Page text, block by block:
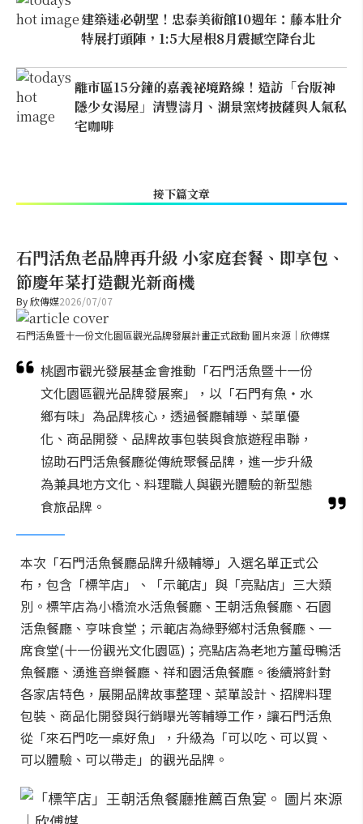
建築迷必朝聖！忠泰美術館10週年：藤本壯介
特展打頭陣，1:5大屋根8月震撼空降台北
離市區15分鐘的嘉義祕境路線！造訪「台版神
隱少女湯屋」清豐濤月、湖景窯烤披薩與人氣私
宅咖啡
接下篇文章
石門活魚老品牌再升級 小家庭套餐、即享包、
節慶年菜打造觀光新商機
By欣傳媒2026/07/07
石門活魚暨十一份文化園區觀光品牌發展計畫正式啟動 圖片來源｜欣傅媒
桃園市觀光發展基金會推動「石門活魚暨十一份
文化園區觀光品牌發展案」，以「石門有魚・水
鄉有味」為品牌核心，透過餐廳輔導、菜單優
化、商品開發、品牌故事包裝與食旅遊程串聯，
協助石門活魚餐廳從傳統聚餐品牌，進一步升級
為兼具地方文化、料理職人與觀光體驗的新型態
食旅品牌。
本次「石門活魚餐廳品牌升級輔導」入選名單正式公
布，包含「標竿店」、「示範店」與「亮點店」三大類
別。標竿店為小橋流水活魚餐廳、王朝活魚餐廳、石園
活魚餐廳、亨味食堂；示範店為綠野鄉村活魚餐廳、一
席食堂(十一份觀光文化園區)；亮點店為老地方薑母鴨活
魚餐廳、湧進音樂餐廳、祥和園活魚餐廳。後續將針對
各家店特色，展開品牌故事整理、菜單設計、招牌料理
包裝、商品化開發與行銷曝光等輔導工作，讓石門活魚
從「來石門吃一桌好魚」，升級為「可以吃、可以買、
可以體驗、可以帶走」的觀光品牌。